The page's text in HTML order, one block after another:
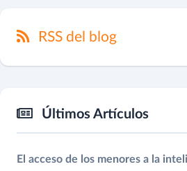
RSS del blog
Últimos Artículos
El acceso de los menores a la